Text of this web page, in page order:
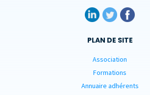
PLAN DE SITE
Association
Formations
Annuaire adhérents